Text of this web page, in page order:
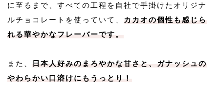
に至るまで、すべての工程を自社で手掛けたオリジナ
ルチョコレートを使っていて、
カカオの個性も感じら
れる華やかなフレーバーです。
また、
日本人好みのまろやかな甘さと、ガナッシュの
やわらかい口溶けにもうっとり！